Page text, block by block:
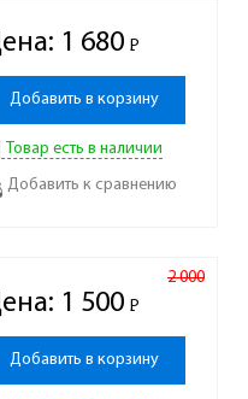
1 680 Р
-
Добавить в корзину
Товар есть в наличии
Добавить к сравнению
2 000
1 500 Р
-
Добавить в корзину